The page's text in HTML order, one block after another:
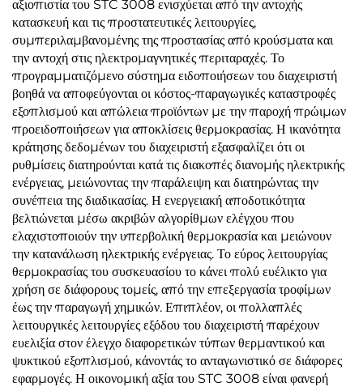
αξιοπιστία του STC 3008 ενισχύεται από την αντοχής
κατασκευή και τις προστατευτικές λειτουργίες,
συμπεριλαμβανομένης της προστασίας από κρούσματα και
την αντοχή στις ηλεκτρομαγνητικές περιταραχές. Το
προγραμματιζόμενο σύστημα ειδοποιήσεων του διαχειριστή
βοηθά να αποφεύγονται οι κόστος-παραγωγικές καταστροφές
εξοπλισμού και απώλεια προϊόντων με την παροχή πρώιμων
προειδοποιήσεων για αποκλίσεις θερμοκρασίας. Η ικανότητα
κράτησης δεδομένων του διαχειριστή εξασφαλίζει ότι οι
ρυθμίσεις διατηρούνται κατά τις διακοπές διανομής ηλεκτρικής
ενέργειας, μειώνοντας την παράλειψη και διατηρώντας την
συνέπεια της διαδικασίας. Η ενεργειακή αποδοτικότητα
βελτιώνεται μέσω ακριβών αλγορίθμων ελέγχου που
ελαχιστοποιούν την υπερβολική θερμοκρασία και μειώνουν
την κατανάλωση ηλεκτρικής ενέργειας. Το εύρος λειτουργίας
θερμοκρασίας του συσκευασίου το κάνει πολύ ευέλικτο για
χρήση σε διάφορους τομείς, από την επεξεργασία τροφίμων
έως την παραγωγή χημικών. Επιπλέον, οι πολλαπλές
λειτουργικές λειτουργίες εξόδου του διαχειριστή παρέχουν
ευελιξία στον έλεγχο διαφορετικών τύπων θερμαντικού και
ψυκτικού εξοπλισμού, κάνοντάς το ανταγωνιστικό σε διάφορες
εφαρμογές. Η οικονομική αξία του STC 3008 είναι φανερή